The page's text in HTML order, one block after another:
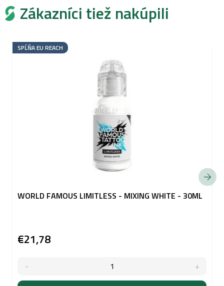
Zákazníci tiež nakúpili
SPĹŇA EU REACH
WORLD FAMOUS LIMITLESS - MIXING WHITE - 30ML
€21,78